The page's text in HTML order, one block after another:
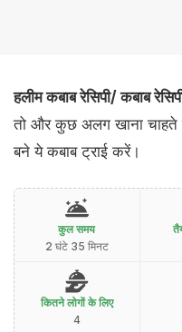
हलीम कबाब रेसिपी/ कबाब
तो और कुछ अलग खाना चाहते
बने ये कबाब ट्राई करें।
कुल समय
2 घंटे 35 मिनट
कितने लोगों के लिए
4